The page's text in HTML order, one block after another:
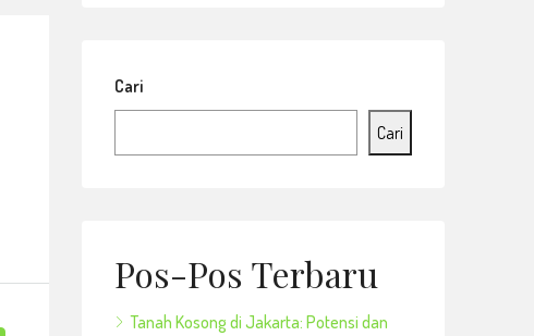
Cari
Cari
Pos-Pos Terbaru
Tanah Kosong di Jakarta: Potensi dan